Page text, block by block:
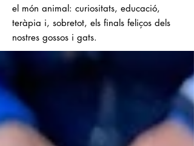
el món animal: curiositats, educació,
teràpia i, sobretot, els finals feliços dels
nostres gossos i gats.